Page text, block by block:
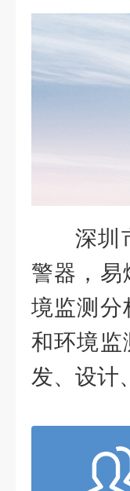
深圳
警器，易
境监测分
和环境监
发、设计